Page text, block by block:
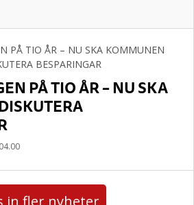
PÅ TIO ÅR – NU SKA
in fler nyheter